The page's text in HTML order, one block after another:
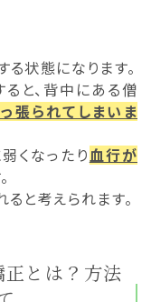
状態になります。
と、背中にある僧
張られてしまいま
くなったり 血行が
と考えられます。
とは？方法